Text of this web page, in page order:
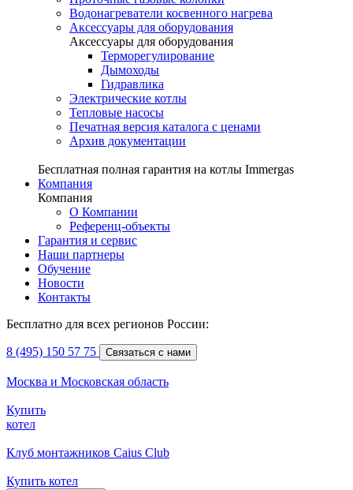
Водонагреватели косвенного нагрева
Аксессуары для оборудования
Аксессуары для оборудования
Терморегулирование
Дымоходы
Гидравлика
Электрические котлы
Тепловые насосы
Печатная версия каталога с ценами
Архив документации
Бесплатная полная гарантия на котлы Immergas
Компания
Компания
О Компании
Референц-объекты
Гарантия и сервис
Наши партнеры
Обучение
Новости
Контакты
Бесплатно для всех регионов России:
8 (495) 150 57 75 Связаться с нами
Москва и Московская область
Купить
котел
Клуб монтажников Caius Club
Купить котел